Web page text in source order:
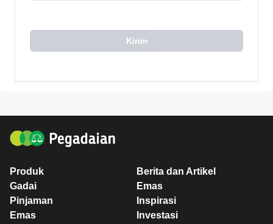
Kirim
Produk
Gadai
Pinjaman
Emas
Berita dan Artikel
Emas
Inspirasi
Investasi